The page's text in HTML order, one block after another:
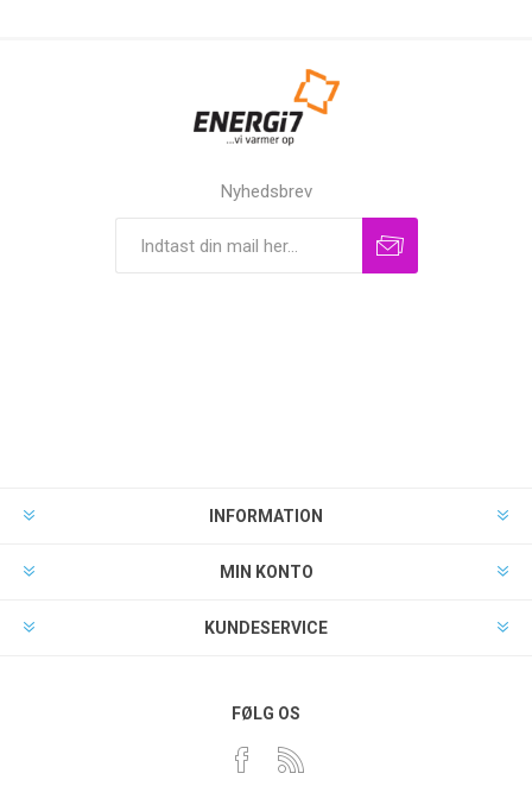
Nyhedsbrev
INFORMATION
MIN KONTO
KUNDESERVICE
FØLG OS